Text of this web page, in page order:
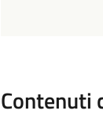
Contenuti